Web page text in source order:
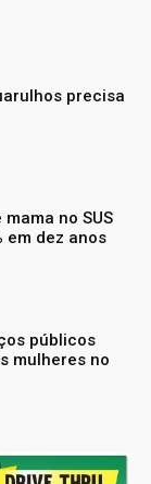
precisa
no SUS
em dez anos
públicos
mulheres no